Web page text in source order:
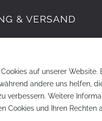
& VERSAND
auf unserer Website.
andere uns helfen,
verbessern. Weitere
Cookies und Ihren Rechten